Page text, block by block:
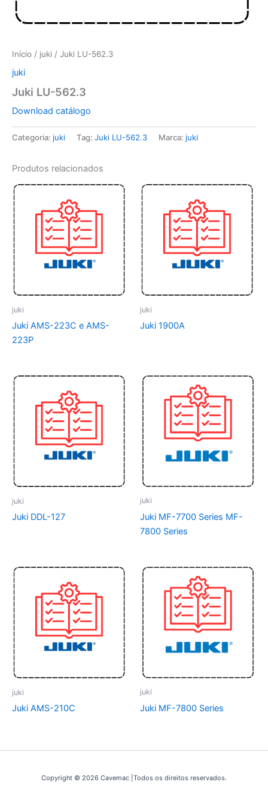
Início / juki / Juki LU-562.3
juki
Juki LU-562.3
Download catálogo
Categoria: juki Tag: Juki LU-562.3 Marca: juki
Produtos relacionados
juki
Juki AMS-223C e AMS-
223P
juki
Juki 1900A
juki
Juki DDL-127
juki
Juki MF-7700 Series MF-
7800 Series
juki
Juki AMS-210C
juki
Juki MF-7800 Series
Copyright © 2026 Cavemac |Todos os direitos reservados.